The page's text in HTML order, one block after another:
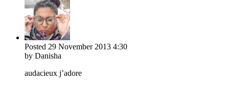
Posted 29 November 2013 4:30
by Danisha
audacieux j’adore